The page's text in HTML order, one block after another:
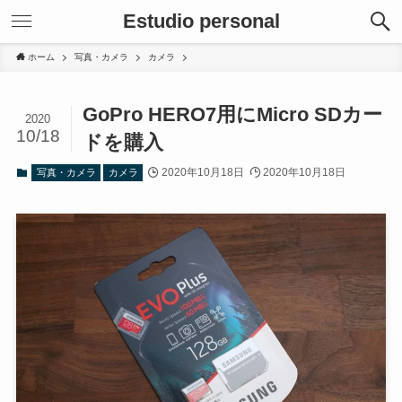
Estudio personal
ホーム 写真・カメラ カメラ
GoPro HERO7用にMicro SDカー
ドを購入
2020
10/18
写真・カメラ カメラ 2020年10月18日 2020年10月18日